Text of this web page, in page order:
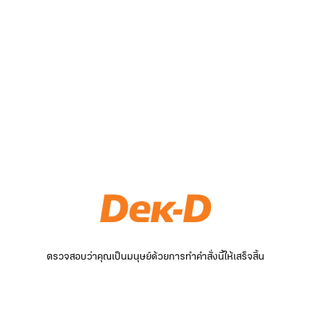
ตรวจสอบว่าคุณเป็นมนุษย์ด้วยการทำคำสั่งนี้ให้เสร็จสิ้น